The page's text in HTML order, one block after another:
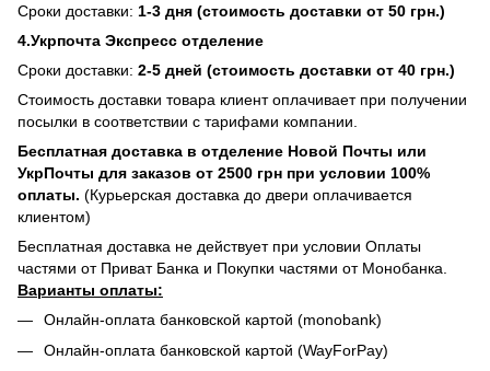
Сроки доставки: 1-3 дня (стоимость доставки от 50 грн.)
4.Укрпочта Экспресс отделение
Сроки доставки: 2-5 дней (стоимость доставки от 40 грн.)
Стоимость доставки товара клиент оплачивает при получении
посылки в соответствии с тарифами компании.
Бесплатная доставка в отделение Новой Почты или
УкрПочты для заказов от 2500 грн при условии 100%
оплаты. (Курьерская доставка до двери оплачивается
клиентом)
Бесплатная доставка не действует при условии Оплаты
частями от Приват Банка и Покупки частями от Монобанка.
Варианты оплаты:
Онлайн-оплата банковской картой (monobank)
Онлайн-оплата банковской картой (WayForPay)